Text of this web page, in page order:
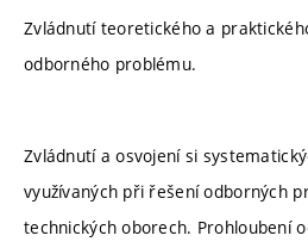
Zvládnutí teoretického a
odborného problému.
Zvládnutí a osvojení si
využívaných při řešení odborných
technických oborech. Prohloubení